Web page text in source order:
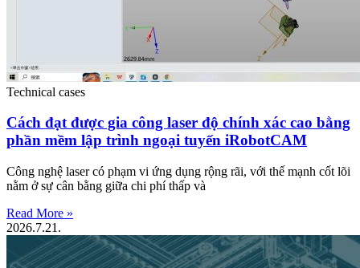
Technical cases
Cách đạt được gia công laser độ chính xác cao bằng
phần mềm lập trình ngoại tuyến iRobotCAM
Công nghệ laser có phạm vi ứng dụng rộng rãi, với thế mạnh cốt lõi
nằm ở sự cân bằng giữa chi phí thấp và
Read More »
2026.7.21.